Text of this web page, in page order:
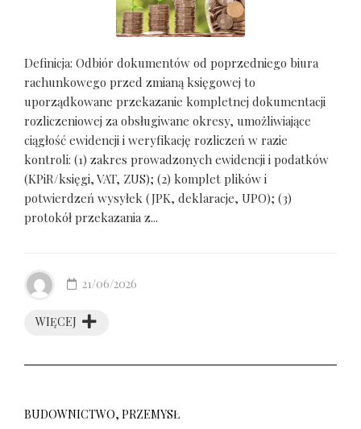
Definicja: Odbiór dokumentów od poprzedniego biura
rachunkowego przed zmianą księgowej to
uporządkowane przekazanie kompletnej dokumentacji
rozliczeniowej za obsługiwane okresy, umożliwiające
ciągłość ewidencji i weryfikację rozliczeń w razie
kontroli: (1) zakres prowadzonych ewidencji i podatków
(KPiR/księgi, VAT, ZUS); (2) komplet plików i
potwierdzeń wysyłek (JPK, deklaracje, UPO); (3)
protokół przekazania z...
WIĘCEJ
21/06/2026
BUDOWNICTWO, PRZEMYSŁ